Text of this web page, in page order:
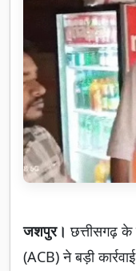
जशपुर। छत्तीसगढ़ के
(ACB) ने बड़ी